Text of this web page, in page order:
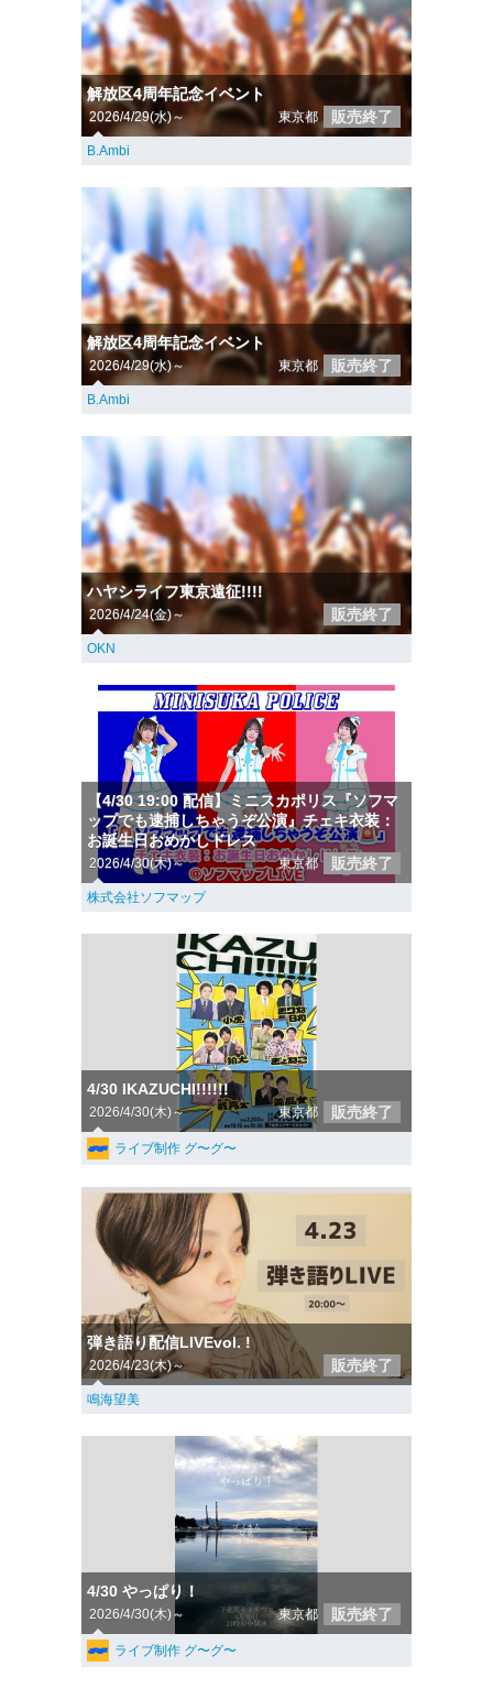
解放区4周年記念イベント
2026/4/29(水)～ 東京都 販売終了
B.Ambi
解放区4周年記念イベント
2026/4/29(水)～ 東京都 販売終了
B.Ambi
ハヤシライフ東京遠征!!!!
2026/4/24(金)～ 販売終了
OKN
【4/30 19:00 配信】ミニスカポリス『ソフマ
ップでも逮捕しちゃうぞ公演』チェキ衣装：
お誕生日おめかしドレス
2026/4/30(木)～ 東京都 販売終了
株式会社ソフマップ
4/30 IKAZUCHI!!!!!!
2026/4/30(木)～ 東京都 販売終了
ライブ制作 グ〜グ〜
弾き語り配信LIVEvol. !
2026/4/23(木)～ 販売終了
鳴海望美
4/30 やっぱり！
2026/4/30(木)～ 東京都 販売終了
ライブ制作 グ〜グ〜